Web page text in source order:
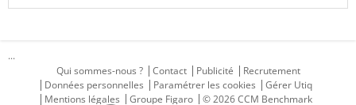
...
Qui sommes-nous ?
Contact Publicité
Recrutement
Données personnelles
Paramétrer les cookies
Gérer Utiq
Mentions légales
Groupe Figaro © 2026 CCM Benchmark